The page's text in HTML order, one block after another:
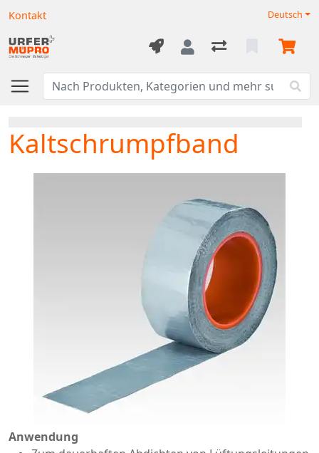
Kontakt Deutsch
Kaltschrumpfband
Anwendung